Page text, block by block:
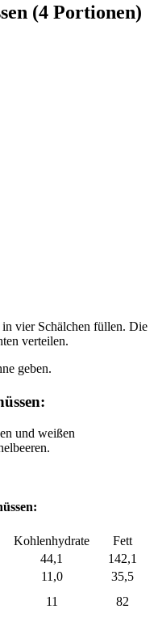
(4 Portionen)
vier Schälchen füllen. Die
verteilen.
geben.
und weißen
Kohlenhydrate
Fett
44,1
142,1
11,0
35,5
11 82